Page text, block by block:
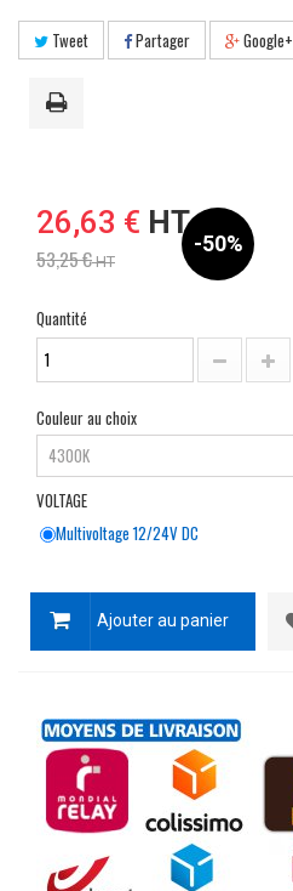
Tweet Partager Google+
26,63 € HT
53,25 €HT
-50%
Quantité
Couleur au choix
VOLTAGE
Multivoltage 12/24V DC
Ajouter au panier